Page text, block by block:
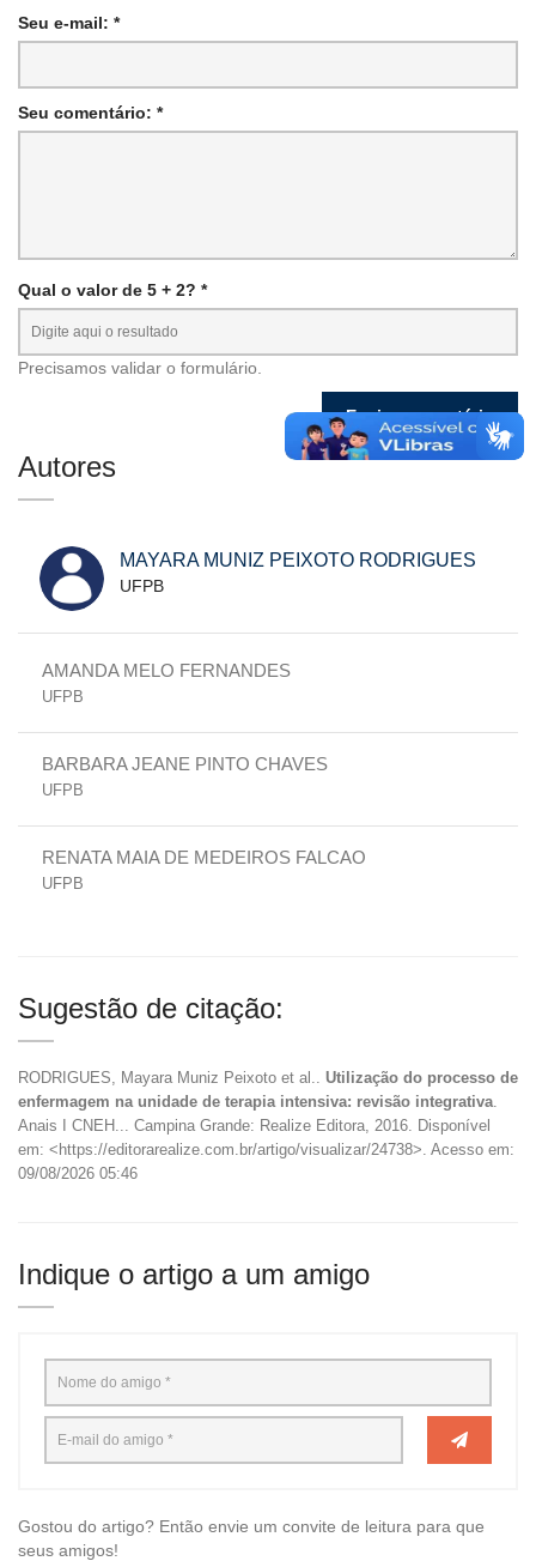
Seu e-mail: *
Seu comentário: *
Qual o valor de 5 + 2? *
Precisamos validar o formulário.
Autores
MAYARA MUNIZ PEIXOTO RODRIGUES
UFPB
AMANDA MELO FERNANDES
UFPB
BARBARA JEANE PINTO CHAVES
UFPB
RENATA MAIA DE MEDEIROS FALCAO
UFPB
Sugestão de citação:
RODRIGUES, Mayara Muniz Peixoto et al.. Utilização do processo de
enfermagem na unidade de terapia intensiva: revisão integrativa
Anais I CNEH... Campina Grande: Realize Editora, 2016. Disponível
em: <https://editorarealize.com.br/artigo/visualizar/24738>. Acesso em:
09/08/2026 05:46
Indique o artigo a um amigo
Gostou do artigo? Então envie um convite de leitura para que
seus amigos!